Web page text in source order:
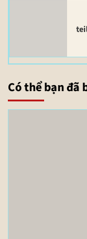
Có thể bạn đã